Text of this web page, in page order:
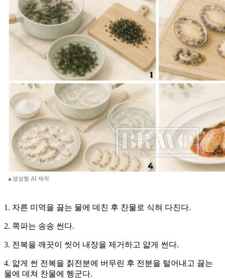
▲생성형 AI 제작
1. 자른 미역을 끓는 물에 데친 후 찬물로 식혀 다진다.
2. 쪽파는 송송 썬다.
3. 전복을 깨끗이 씻어 내장을 제거하고 얇게 썬다.
4. 얇게 썬 전복을 칡전분에 버무린 후 전분을 털어내고 끓는
물에 데쳐 찬물에 헹군다.